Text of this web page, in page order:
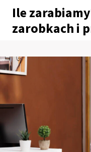
Przejdź
treści
Ile
zarobkach i